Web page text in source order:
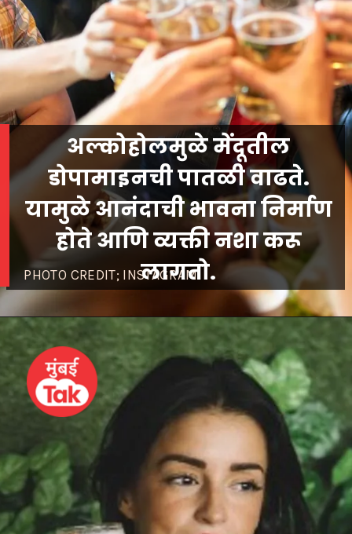
PHOTO CREDIT; INSTAGRAM
अल्कोहोलमुळे मेंदूतील
डोपामाइनची पातळी वाढते.
यामुळे आनंदाची भावना निर्माण
होते आणि व्यक्ती नशा करू
लागतो.